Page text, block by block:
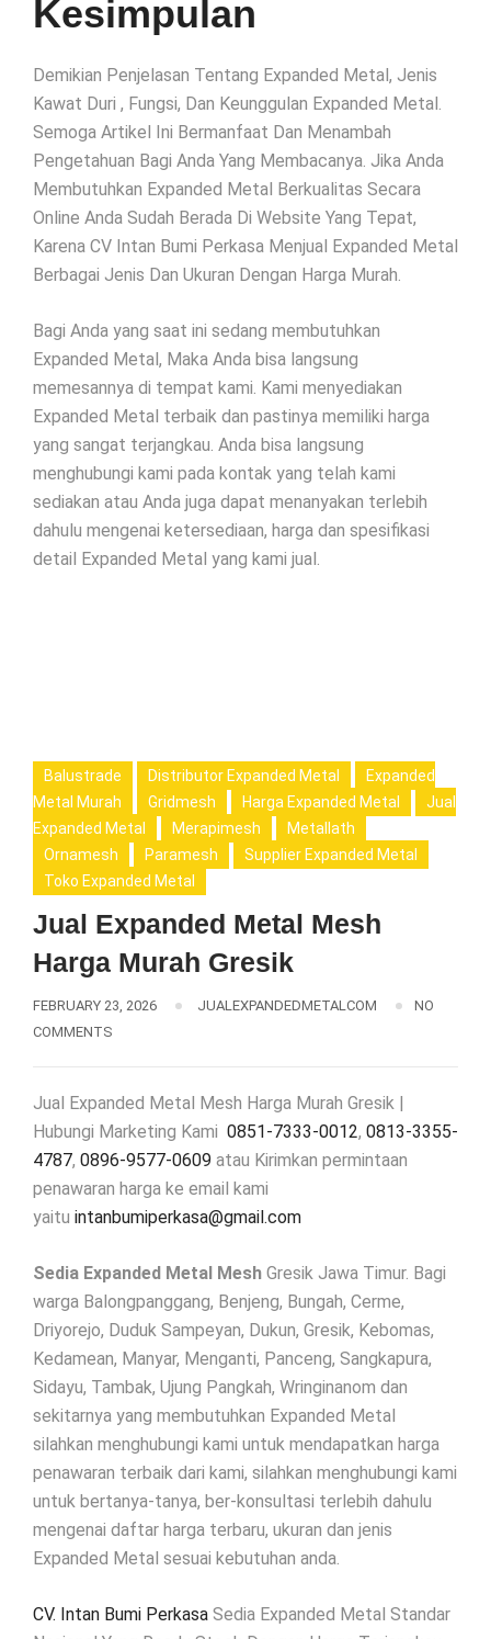
Kesimpulan
Demikian Penjelasan Tentang Expanded Metal, Jenis
Kawat Duri , Fungsi, Dan Keunggulan Expanded Metal.
Semoga Artikel Ini Bermanfaat Dan Menambah
Pengetahuan Bagi Anda Yang Membacanya. Jika Anda
Membutuhkan Expanded Metal Berkualitas Secara
Online Anda Sudah Berada Di Website Yang Tepat,
Karena CV Intan Bumi Perkasa Menjual Expanded Metal
Berbagai Jenis Dan Ukuran Dengan Harga Murah.
Bagi Anda yang saat ini sedang membutuhkan
Expanded Metal, Maka Anda bisa langsung
memesannya di tempat kami. Kami menyediakan
Expanded Metal terbaik dan pastinya memiliki harga
yang sangat terjangkau. Anda bisa langsung
menghubungi kami pada kontak yang telah kami
sediakan atau Anda juga dapat menanyakan terlebih
dahulu mengenai ketersediaan, harga dan spesifikasi
detail Expanded Metal yang kami jual.
Balustrade Distributor Expanded Metal
Expanded
Metal Murah
Gridmesh Harga Expanded Metal
Jual
Expanded Metal
Merapimesh
Metallath
Ornamesh
Paramesh
Supplier Expanded Metal
Toko Expanded Metal
Jual Expanded Metal Mesh
Harga Murah Gresik
FEBRUARY 23, 2026 JUALEXPANDEDMETALCOM
NO
COMMENTS
Jual Expanded Metal Mesh Harga Murah Gresik |
Hubungi Marketing Kami 0851-7333-0012, 0813-3355-
4787, 0896-9577-0609 atau Kirimkan permintaan
penawaran harga ke email kami
yaitu intanbumiperkasa@gmail.com
Sedia Expanded Metal Mesh Gresik Jawa Timur. Bagi
warga Balongpanggang, Benjeng, Bungah, Cerme,
Driyorejo, Duduk Sampeyan, Dukun, Gresik, Kebomas,
Kedamean, Manyar, Menganti, Panceng, Sangkapura,
Sidayu, Tambak, Ujung Pangkah, Wringinanom dan
sekitarnya yang membutuhkan Expanded Metal
silahkan menghubungi kami untuk mendapatkan harga
penawaran terbaik dari kami, silahkan menghubungi kami
untuk bertanya-tanya, ber-konsultasi terlebih dahulu
mengenai daftar harga terbaru, ukuran dan jenis
Expanded Metal sesuai kebutuhan anda.
CV. Intan Bumi Perkasa Sedia Expanded Metal Standar